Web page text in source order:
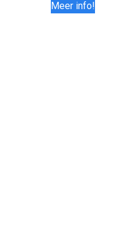
Meer info!